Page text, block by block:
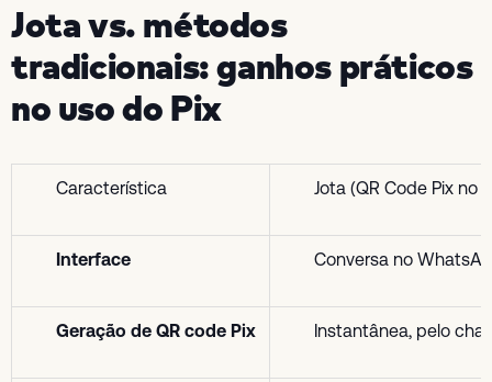
Jota vs. métodos
tradicionais: ganhos práticos
no uso do Pix
Característica Jota (QR Code Pix no
Interface Conversa no
Geração de QR code Pix Instantânea, pelo